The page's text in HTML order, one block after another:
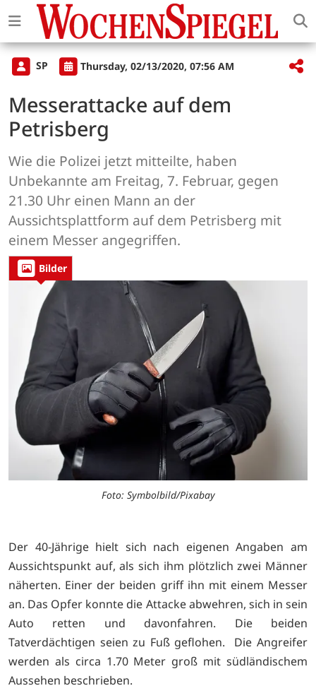
SP Thursday, 02/13/2020, 07:56 AM
Messerattacke auf dem
Petrisberg
Wie die Polizei jetzt mitteilte, haben
Unbekannte am Freitag, 7. Februar, gegen
21.30 Uhr einen Mann an der
Aussichtsplattform auf dem Petrisberg mit
einem Messer angegriffen.
Bilder
Foto: Symbolbild/Pixabay
Der 40-Jährige hielt sich nach eigenen Angaben am
Aussichtspunkt auf, als sich ihm plötzlich zwei Männer
näherten. Einer der beiden griff ihn mit einem Messer
an. Das Opfer konnte die Attacke abwehren, sich in sein
Auto retten und davonfahren. Die beiden
Tatverdächtigen seien zu Fuß geflohen. Die Angreifer
werden als circa 1.70 Meter groß mit südländischem
Aussehen beschrieben.